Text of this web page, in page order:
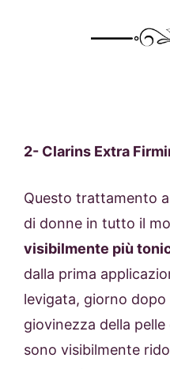
2- Clarins Extra
Questo trattamento
di donne in tutto il
visibilmente più
dalla prima
levigata, giorno
giovinezza della
sono visibilmente